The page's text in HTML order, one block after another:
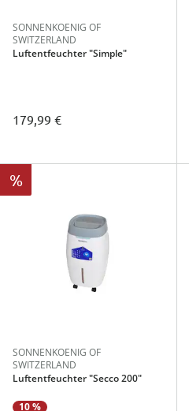
SONNENKOENIG OF
SWITZERLAND
Luftentfeuchter "Simple"
179,99 €
%
SONNENKOENIG OF
SWITZERLAND
Luftentfeuchter "Secco 200"
10 %